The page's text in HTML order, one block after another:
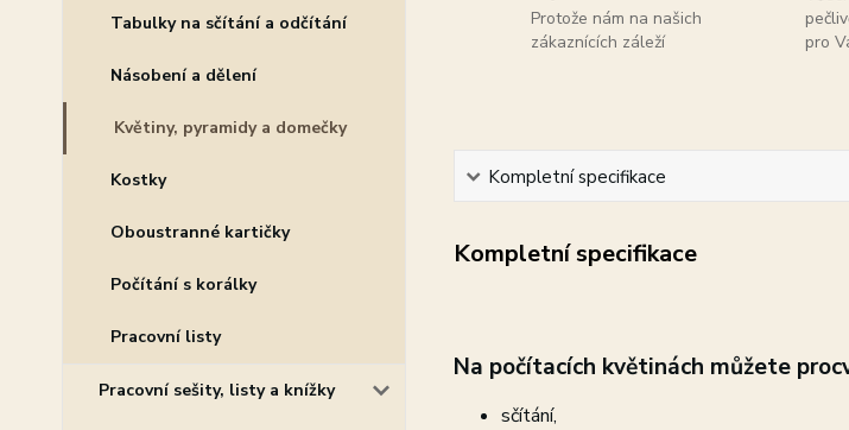
Tabulky na sčítání a odčítání
Násobení a dělení
Květiny, pyramidy a domečky
Kostky
Oboustranné kartičky
Počítání s korálky
Pracovní listy
Pracovní sešity, listy a knížky
Protože nám na našich
zákaznících záleží
pro
Kompletní specifikace
Kompletní specifikace
Na počítacích květinách můžete
sčítání,